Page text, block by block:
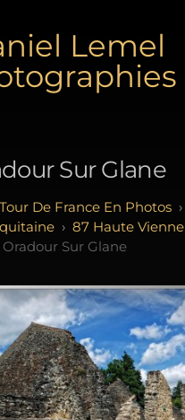
Lemel
Sur Glane
Tour De France En Photos
87 Haute Vienne
Oradour Sur Glane